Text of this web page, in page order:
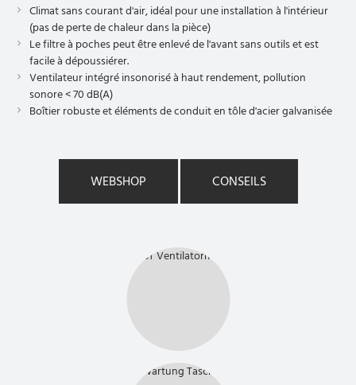
Climat sans courant d'air, idéal pour une installation à l'intérieur
(pas de perte de chaleur dans la pièce)
Le filtre à poches peut être enlevé de l'avant sans outils et est
facile à dépoussiérer.
Ventilateur intégré insonorisé à haut rendement, pollution
sonore < 70 dB(A)
Boîtier robuste et éléments de conduit en tôle d'acier galvanisée
WEBSHOP CONSEILS